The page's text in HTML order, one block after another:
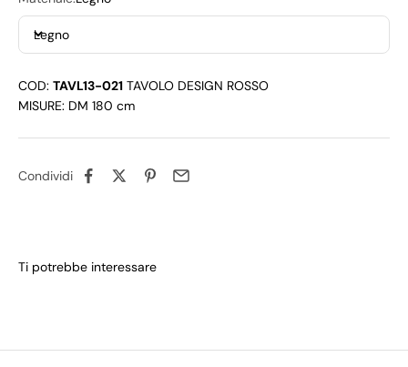
Legno
COD: TAVL13-021 TAVOLO DESIGN ROSSO
MISURE: DM 180 cm
Condividi